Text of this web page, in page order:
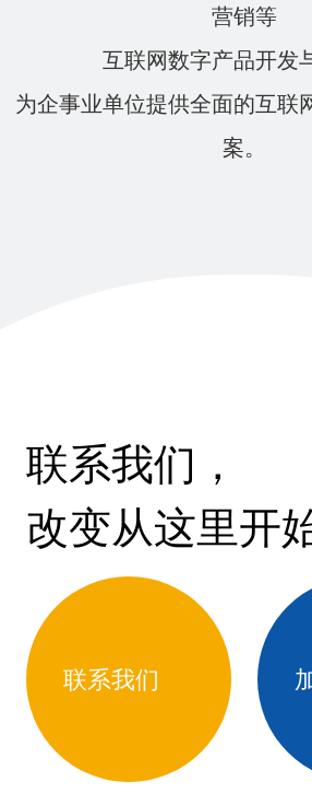
传到服务器就可以了。域名解析域
过域名访问到网站空间里的网页
在域名购买平台都有详细的介绍
应商发布的域名解析步骤。以上
个基本步骤，看似简单但是其中
营销等
互联网数字产品开发
为企事业单位提供全面的互联
案。
联系我们，
改变从这里开
联系我们